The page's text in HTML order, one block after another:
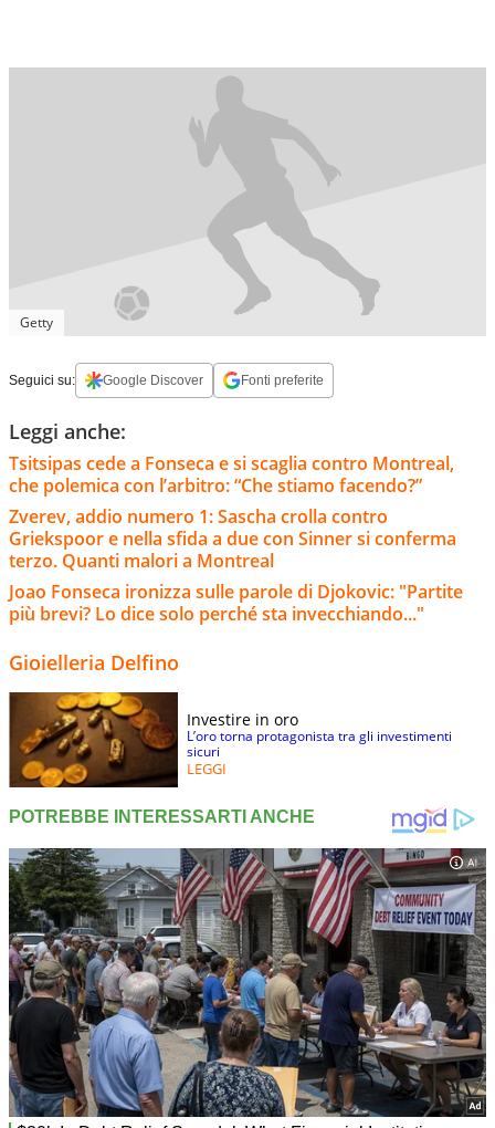
Getty
Seguici su: Google Discover Fonti preferite
Leggi anche:
Tsitsipas cede a Fonseca e si scaglia contro Montreal,
che polemica con l’arbitro: “Che stiamo facendo?”
Zverev, addio numero 1: Sascha crolla contro
Griekspoor e nella sfida a due con Sinner si conferma
terzo. Quanti malori a Montreal
Joao Fonseca ironizza sulle parole di Djokovic: "Partite
più brevi? Lo dice solo perché sta invecchiando..."
Gioielleria Delfino
Investire in oro
L’oro torna protagonista tra gli investimenti
sicuri
LEGGI